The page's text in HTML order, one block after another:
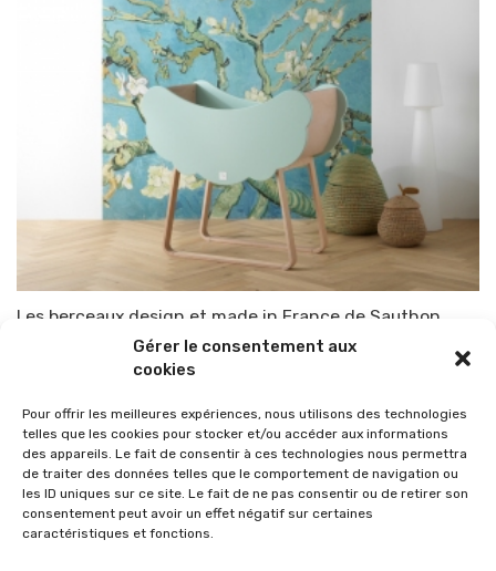
Gérer le consentement aux
cookies
Pour offrir les meilleures expériences, nous utilisons des technologies
telles que les cookies pour stocker et/ou accéder aux informations
des appareils. Le fait de consentir à ces technologies nous permettra
de traiter des données telles que le comportement de navigation ou
les ID uniques sur ce site. Le fait de ne pas consentir ou de retirer son
consentement peut avoir un effet négatif sur certaines
caractéristiques et fonctions.
Les berceaux design et made in France de Sauthon
TOP-PARENTS 15 mai 2022